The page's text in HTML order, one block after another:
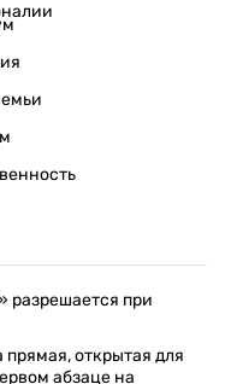
разрешается при
открытая для
абзаце на